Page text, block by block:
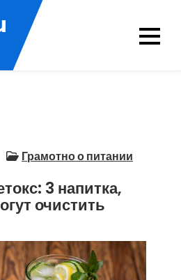
Грамотно о питании
3 напитка,
очистить